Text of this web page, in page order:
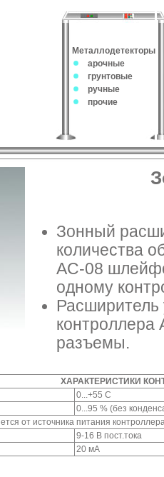
Металлодетекторы
арочные
грунтовые
ручные
прочие
Зонный
количества
AC-08
одному
Расширитель
контроллера
разъемы.
ХАРАКТЕРИСТИКИ
0...+55 C
0...95 % (без
от источника питания
9-16 В пост.тока
20 мA